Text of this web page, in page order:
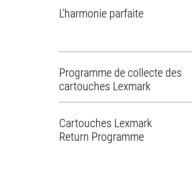
L'harmonie parfaite
Programme de collecte des
cartouches Lexmark
Cartouches Lexmark
Return Programme